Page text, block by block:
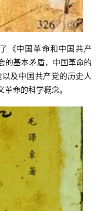
《中国革命和中国共产
的基本矛盾，中国革命的
及中国共产党的历史人
命的科学概念。